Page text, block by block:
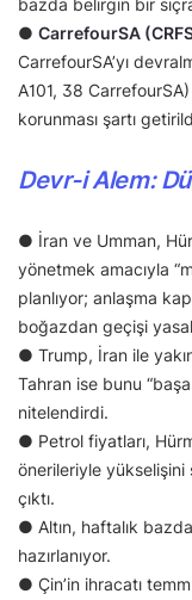
● CarrefourSA
CarrefourSA’yı
A101, 38 CarrefourSA)
korunması şartı
Devr-i Alem:
● İran ve Umman,
yönetmek amacıyla
planlıyor; anlaşma
boğazdan geçişi
● Trump, İran ile
Tahran ise bunu
nitelendirdi.
● Petrol fiyatları,
önerileriyle
çıktı.
● Altın, haftalık
hazırlanıyor.
● Çin’in ihracatı